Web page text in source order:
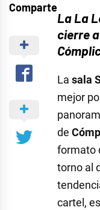
Comparte
La La
cierre
La sala
mejor
de
formato
torno al
cartel,